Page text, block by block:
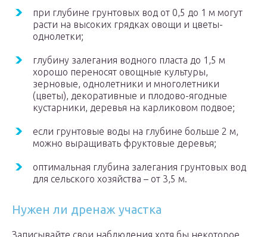
при глубине грунтовых вод от 0,5 до 1 м могут
расти на высоких грядках овощи и цветы-
однолетки;
глубину залегания водного пласта до 1,5 м
хорошо переносят овощные культуры,
зерновые, однолетники и многолетники
(цветы), декоративные и плодово-ягодные
кустарники, деревья на карликовом подвое;
если грунтовые воды на глубине больше 2 м,
можно выращивать фруктовые деревья;
оптимальная глубина залегания грунтовых вод
для сельского хозяйства – от 3,5 м.
Нужен ли дренаж участка
Записывайте свои наблюдения хотя бы некоторое